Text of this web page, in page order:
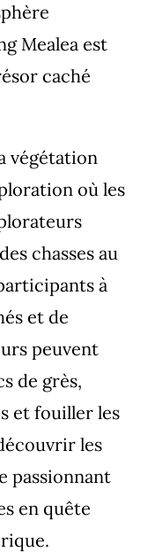
Mealea est
caché
végétation
où les
chasses au
à
et de
peuvent
de grès,
et fouiller les
les
passionnant
en quête